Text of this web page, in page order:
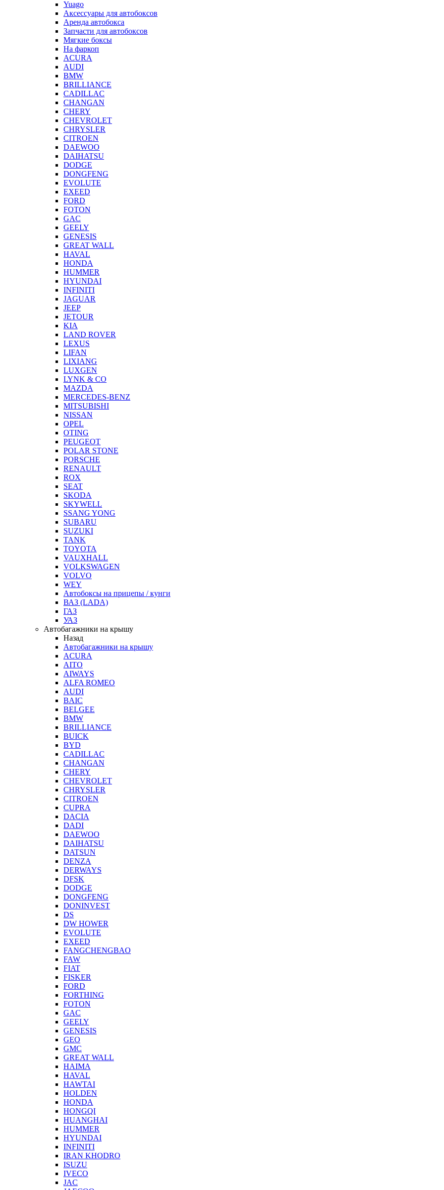
Yuago
Аксессуары для автобоксов
Аренда автобокса
Запчасти для автобоксов
Мягкие боксы
На фаркоп
ACURA
AUDI
BMW
BRILLIANCE
CADILLAC
CHANGAN
CHERY
CHEVROLET
CHRYSLER
CITROEN
DAEWOO
DAIHATSU
DODGE
DONGFENG
EVOLUTE
EXEED
FORD
FOTON
GAC
GEELY
GENESIS
GREAT WALL
HAVAL
HONDA
HUMMER
HYUNDAI
INFINITI
JAGUAR
JEEP
JETOUR
KIA
LAND ROVER
LEXUS
LIFAN
LIXIANG
LUXGEN
LYNK & CO
MAZDA
MERCEDES-BENZ
MITSUBISHI
NISSAN
OPEL
OTING
PEUGEOT
POLAR STONE
PORSCHE
RENAULT
ROX
SEAT
SKODA
SKYWELL
SSANG YONG
SUBARU
SUZUKI
TANK
TOYOTA
VAUXHALL
VOLKSWAGEN
VOLVO
WEY
Автобоксы на прицепы / кунги
ВАЗ (LADA)
ГАЗ
УАЗ
Автобагажники на крышу
Назад
Автобагажники на крышу
ACURA
AITO
AIWAYS
ALFA ROMEO
AUDI
BAIC
BELGEE
BMW
BRILLIANCE
BUICK
BYD
CADILLAC
CHANGAN
CHERY
CHEVROLET
CHRYSLER
CITROEN
CUPRA
DACIA
DADI
DAEWOO
DAIHATSU
DATSUN
DENZA
DERWAYS
DFSK
DODGE
DONGFENG
DONINVEST
DS
DW HOWER
EVOLUTE
EXEED
FANGCHENGBAO
FAW
FIAT
FISKER
FORD
FORTHING
FOTON
GAC
GEELY
GENESIS
GEO
GMC
GREAT WALL
HAIMA
HAVAL
HAWTAI
HOLDEN
HONDA
HONGQI
HUANGHAI
HUMMER
HYUNDAI
INFINITI
IRAN KHODRO
ISUZU
IVECO
JAC